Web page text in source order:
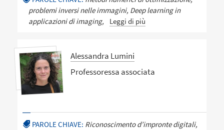
problemi inversi nelle immagini, Deep learning in
applicazioni di imaging,
Leggi di più
Alessandra Lumini
Professoressa associata
PAROLE CHIAVE: Riconoscimento d’impronte digitali,